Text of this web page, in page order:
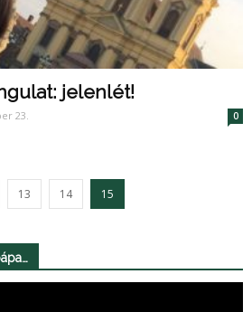
jelenlét!
23. 0
13 14 15